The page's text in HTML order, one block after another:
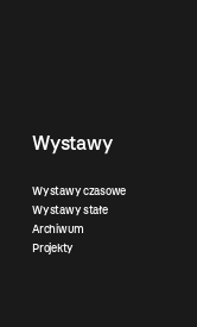
Wystawy
Wystawy czasowe
Wystawy stałe
Archiwum
Projekty